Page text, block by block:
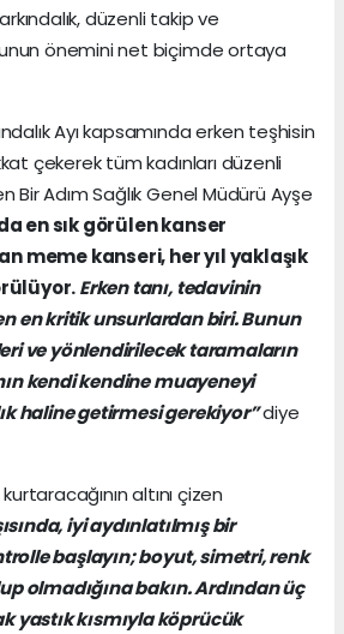
düzenli takip ve
önemini net biçimde ortaya
Ayı kapsamında erken teşhisin
çekerek tüm kadınları düzenli
Adım Sağlık Genel Müdürü Ayşe
en sık görülen kanser
meme kanseri, her yıl yaklaşık
Erken tanı, tedavinin
en kritik unsurlardan biri. Bunun
ve yönlendirilecek taramaların
kendi kendine muayeneyi
haline getirmesi gerekiyor”diye
altını çizen
iyi aydınlatılmış bir
başlayın; boyut, simetri, renk
olmadığına bakın. Ardından üç
yastık kısmıyla köprücük